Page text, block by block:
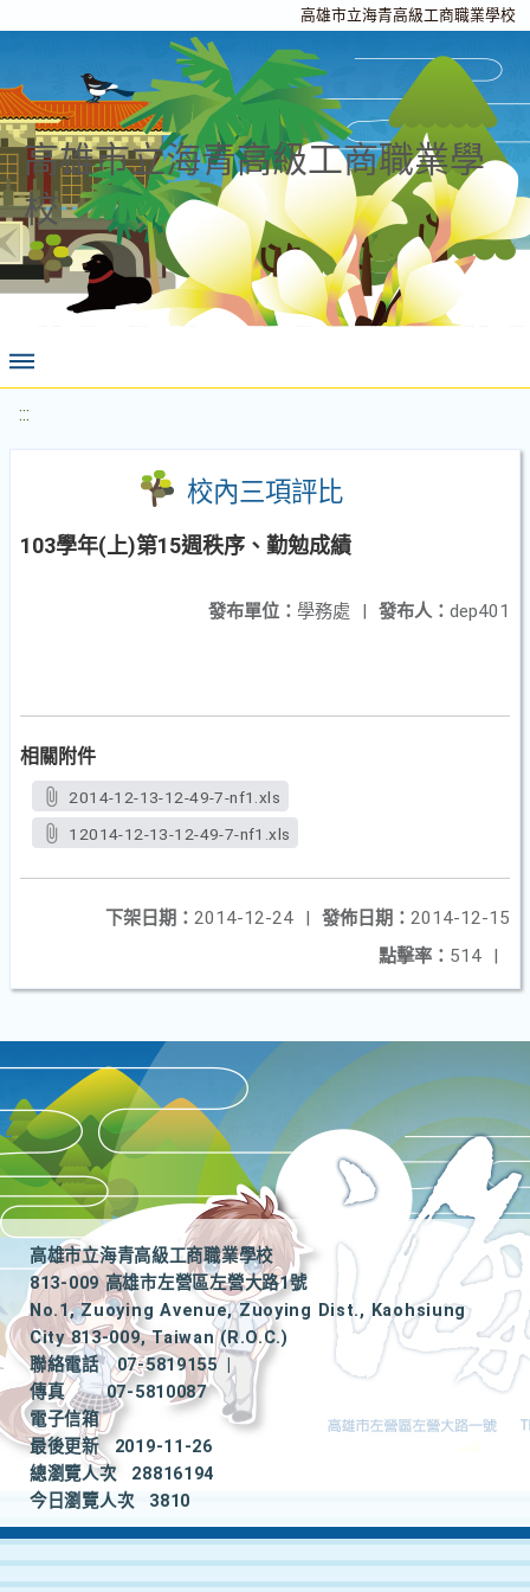
高雄市立海青高級工商職業學校
高雄市立海青高級工商職業學
校
:::
校內三項評比
103學年(上)第15週秩序、勤勉成績
發布人： dep401
發布單位： 學務處 |
相關附件
2014-12-13-12-49-7-nf1.xls
12014-12-13-12-49-7-nf1.xls
發佈日期： 2014-12-15
下架日期： 2014-12-24
|
點擊率： 514 |
高雄市立海青高級工商職業學校
813-009 高雄市左營區左營大路1號
No.1, Zuoying Avenue, Zuoying Dist., Kaohsiung
City 813-009, Taiwan (R.O.C.)
聯絡電話
07-5819155
|
傳真
07-5810087
電子信箱
最後更新
2019-11-26
總瀏覽人次
28816194
今日瀏覽人次
3810